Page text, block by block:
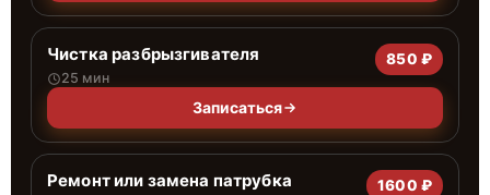
Чистка разбрызгивателя
25 мин
850 ₽
Записаться
Ремонт или замена патрубка 1600 ₽